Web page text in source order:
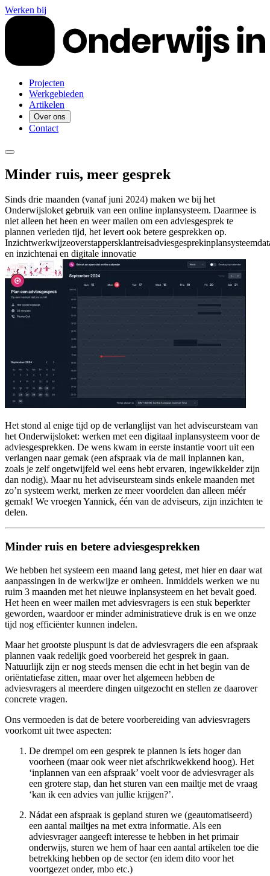
Werken bij
Projecten
Werkgebieden
Artikelen
Over ons
Contact
Minder ruis, meer gesprek
Sinds drie maanden (vanaf juni 2024) maken we bij het
Onderwijsloket gebruik van een online inplansysteem. Daarmee is
niet alleen het heen en weer mailen om een adviesgesprek te
plannen verleden tijd, het levert ook betere gesprekken op.
Inzichtwerkwijzeoverstappersklantreisadviesgesprekinplansysteem
en inzichtenai en digitale innovatie
Het stond al enige tijd op de verlanglijst van het adviseursteam van
het Onderwijsloket: werken met een digitaal inplansysteem voor de
adviesgesprekken. De wens kwam in eerste instantie voort uit een
verlangen naar gemak (een afspraak via de mail inplannen kan,
zoals je zelf ongetwijfeld wel eens hebt ervaren, ingewikkelder zijn
dan nodig). Maar nu het adviseursteam sinds enkele maanden met
zo’n systeem werkt, merken ze meer voordelen dan alleen méér
gemak! We vroegen Yannick, één van de adviseurs, zijn inzichten te
delen.
Minder ruis en betere adviesgesprekken
We hebben het systeem een maand lang getest, met hier en daar wat
aanpassingen in de werkwijze er omheen. Inmiddels werken we nu
ruim 3 maanden met het nieuwe inplansysteem en het bevalt goed.
Het heen en weer mailen met adviesvragers is een stuk beperkter
geworden, waardoor er minder administratieve druk is en we onze
tijd nog efficiënter kunnen indelen.
Maar het grootste pluspunt is dat de adviesvragers die een afspraak
plannen vaak redelijk goed voorbereid het gesprek in gaan.
Natuurlijk zijn er nog steeds mensen die echt in het begin van de
oriëntatiefase zitten, maar over het algemeen hebben de
adviesvragers al meerdere dingen uitgezocht en stellen ze daarover
concrete vragen.
Ons vermoeden is dat de betere voorbereiding van adviesvragers
voorkomt uit twee aspecten:
De drempel om een gesprek te plannen is íets hoger dan
voorheen (maar ook weer niet afschrikwekkend hoog). Het
‘inplannen van een afspraak’ voelt voor de adviesvrager als
een grotere stap, dan het sturen van een mailtje met de vraag
‘kan ik een advies van jullie krijgen?’.
Nádat een afspraak is gepland sturen we (geautomatiseerd)
een aantal mailtjes na met extra informatie. Als een
adviesvrager aangeeft interesse te hebben in het primair
onderwijs, sturen we hem of haar een aantal artikelen toe die
betrekking hebben op de sector (en idem dito voor het
voortgezet onder, mbo etc.)